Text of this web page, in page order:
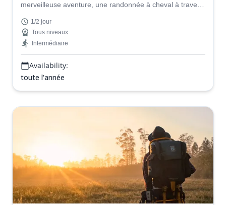
merveilleuse aventure, une randonnée à cheval à travers
paradis du nord de l'Argentine.
1/2 jour
Tous niveaux
Intermédiaire
Availability:
toute l'année